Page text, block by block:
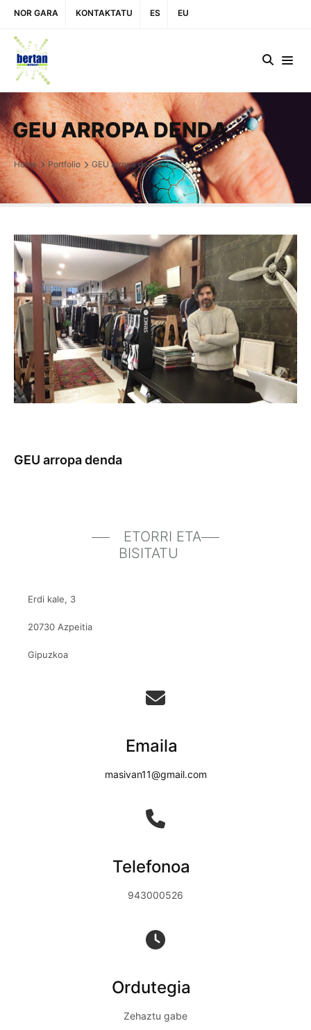
NOR GARA KONTAKTATU ES EU
GEU ARROPA DENDA
Home Portfolio GEU arropa denda
GEU arropa denda
ETORRI ETA
BISITATU
Erdi kale, 3
20730 Azpeitia
Gipuzkoa
Emaila
masivan11@gmail.com
Telefonoa
943000526
Ordutegia
Zehaztu gabe